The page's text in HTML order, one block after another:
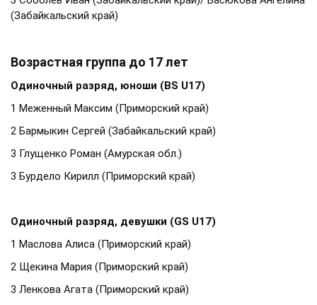
(Забайкальский край)
Возрастная группа до 17 лет
Одиночный разряд, юноши (BS U17)
1 Меженный Максим (Приморский край)
2 Бармыкин Сергей (Забайкальский край)
3 Глущенко Роман (Амурская обл.)
3 Бурдело Кирилл (Приморский край)
Одиночный разряд, девушки (GS U17)
1 Маслова Алиса (Приморский край)
2 Щекина Мария (Приморский край)
3 Ленкова Агата (Приморский край)